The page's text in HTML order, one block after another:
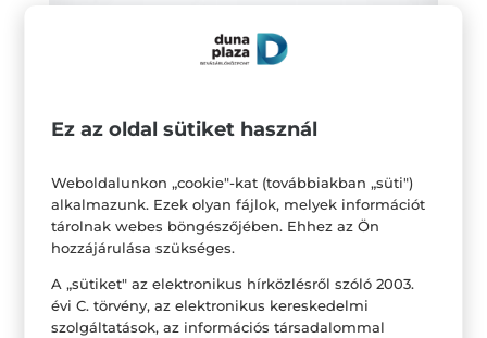
saját stílust igyekszünk kialakítani magunknak.
Szuper az a szoknya, de vajon praktikus minden
Ez az oldal sütiket használ
Weboldalunkon „cookie"-kat (továbbiakban „süti")
alkalmazunk. Ezek olyan fájlok, melyek információt
tárolnak webes böngészőjében. Ehhez az Ön
hozzájárulása szükséges.
A „sütiket" az elektronikus hírközlésről szóló 2003.
évi C. törvény, az elektronikus kereskedelmi
szolgáltatások, az információs társadalommal